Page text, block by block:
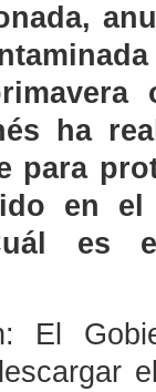
ha
para
en
es
El